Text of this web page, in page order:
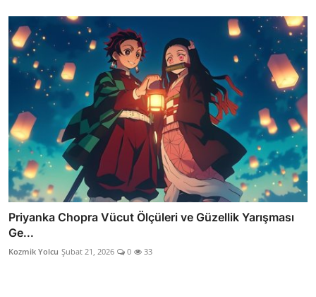
Priyanka Chopra Vücut Ölçüleri ve Güzellik Yarışması
Ge...
Kozmik Yolcu Şubat 21, 2026 0 33